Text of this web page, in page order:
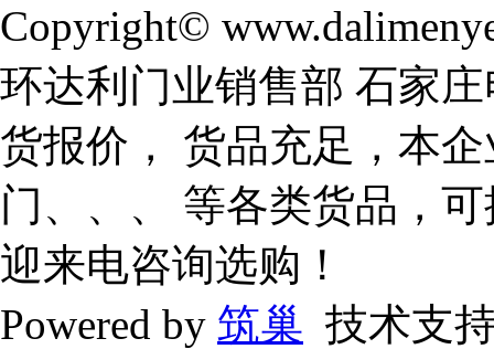
Copyright©
环达利门业销售部 石家
货报价， 货品充足，本
门、、、 等各类货品，
迎来电咨询选购！
Powered by 筑巢 技术支